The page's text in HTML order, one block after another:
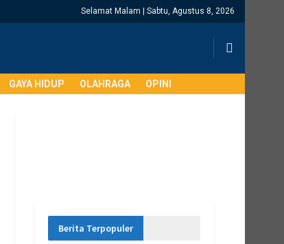
Selamat Malam | Sabtu, Agustus 8, 2026
GAYA HIDUP OLAHRAGA OPINI
Berita Terpopuler